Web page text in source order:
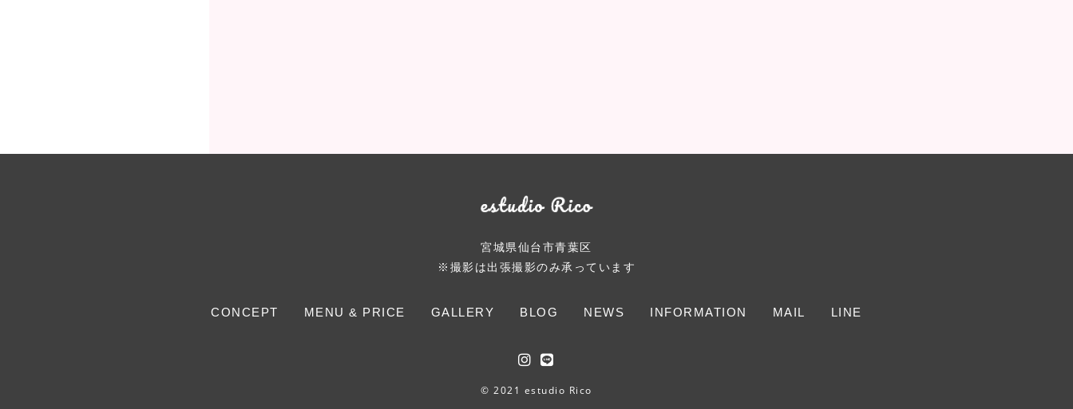
宮城県仙台市青葉区
※撮影は出張撮影のみ承っています
CONCEPT MENU & PRICE GALLERY BLOG NEWS INFORMATION MAIL LINE
© 2021 estudio Rico